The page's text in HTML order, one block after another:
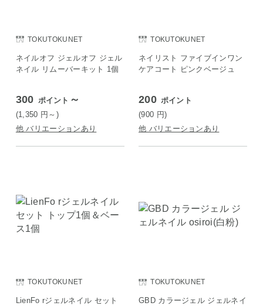
TOKUTOKUNET
ネイルオフ ジェルオフ ジェル
ネイル リムーバーキット 1個
300 ポイント ～
(1,350 円 ～)
他 バリエーションあり
TOKUTOKUNET
ネイリスト ファイブインワン
ケアコート ピンクベージュ
200 ポイント
(900 円)
他 バリエーションあり
TOKUTOKUNET
LienFo rジェルネイル セット
TOKUTOKUNET
GBD カラージェル ジェルネイ